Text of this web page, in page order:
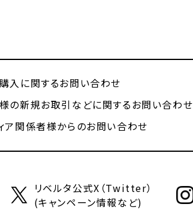
入に関するお問い合わせ
の新規お取引などに関するお問い合わせ
ア関係者様からのお問い合わせ
リベルタ公式X（Twitter）
(キャンペーン情報など)